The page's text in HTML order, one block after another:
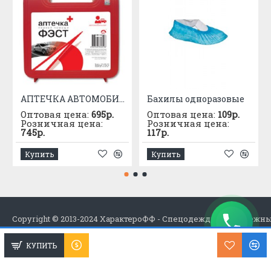
КУПИТЬ
АПТЕЧКА АВТОМОБИЛЬНАЯ приказ №1080
Оптовая цена: 695р.
Розничная цена:
745р.
Купить
Бахилы одноразовые
Оптовая цена: 109р.
Розничная цена:
117р.
Купить
Copyright © 2013-2024 ХарактероФФ - Спецодежда в